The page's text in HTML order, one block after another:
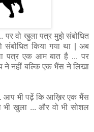
वो खुला पत्र मुझे संबोधित
संबोधित किया गया था | अब
पत्र एक आम बात है ... पर
ने नहीं बल्कि एक भैंस ने लिखा
आप भी पढ़ें कि आख़िर एक भैंस
भी खुला ... और वो भी सोशल